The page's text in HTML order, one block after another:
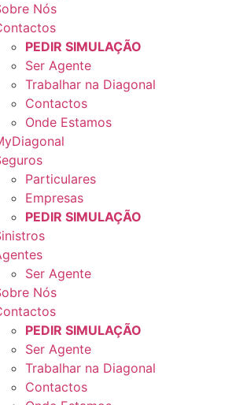
Nós
PEDIR SIMULAÇÃO
Ser Agente
Trabalhar na Diagonal
Contactos
Onde Estamos
Particulares
Empresas
PEDIR SIMULAÇÃO
Ser Agente
Nós
PEDIR SIMULAÇÃO
Ser Agente
Trabalhar na Diagonal
Contactos